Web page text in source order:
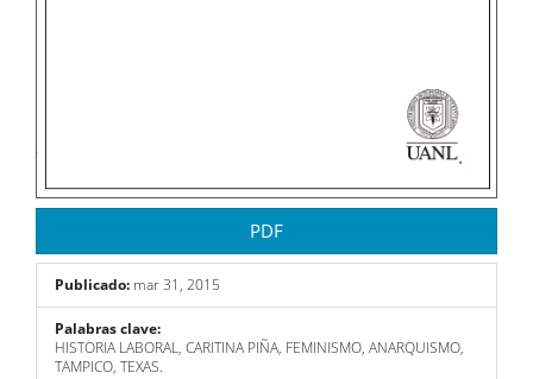
PDF
Publicado: mar 31, 2015
Palabras clave:
HISTORIA LABORAL, CARITINA PIÑA, FEMINISMO, ANARQUISMO,
TAMPICO, TEXAS.